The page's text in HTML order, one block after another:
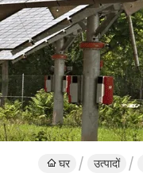
घर उत्पादों